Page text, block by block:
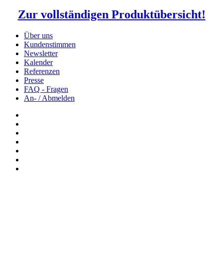
Zur vollständigen Produktübersicht!
Über uns
Kundenstimmen
Newsletter
Kalender
Referenzen
Presse
FAQ - Fragen
An- / Abmelden